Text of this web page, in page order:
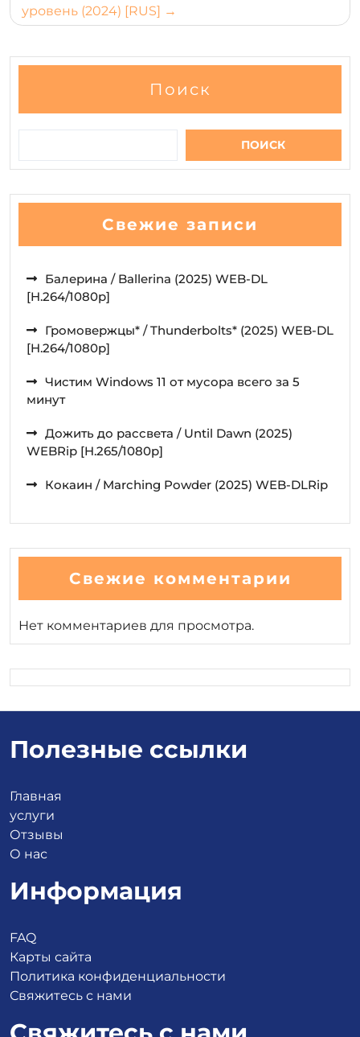
уровень (2024) [RUS]
Поиск
ПОИСК
Свежие записи
Балерина / Ballerina (2025) WEB-DL
[H.264/1080p]
Громовержцы* / Thunderbolts* (2025) WEB-DL
[H.264/1080p]
Чистим Windows 11 от мусора всего за 5
минут
Дожить до рассвета / Until Dawn (2025)
WEBRip [H.265/1080p]
Кокаин / Marching Powder (2025) WEB-DLRip
Свежие комментарии
Нет комментариев для просмотра.
Полезные ссылки
Главная
услуги
Отзывы
О нас
Информация
FAQ
Карты сайта
Политика конфиденциальности
Свяжитесь с нами